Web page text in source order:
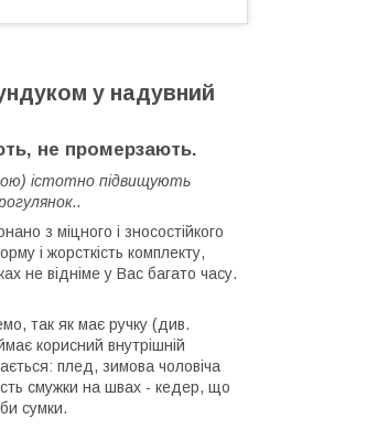
у надувний
не промерзають.
істотно підвищують
з міцного і зносостійкого
і жорсткість комплекту,
не відніме у Вас багато часу.
так як має ручку (див.
корисний внутрішній
плед, зимова чоловіча
смужки на швах - кедер, що
сумки.